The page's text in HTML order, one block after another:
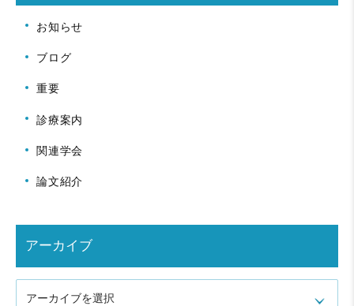
お知らせ
ブログ
重要
診療案内
関連学会
論文紹介
アーカイブ
アーカイブを選択